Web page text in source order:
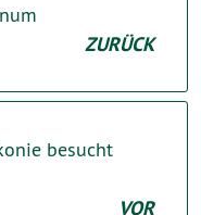
ZURÜCK
besucht
VOR